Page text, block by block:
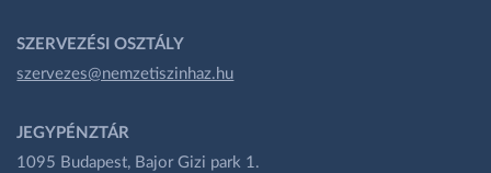
SZERVEZÉSI OSZTÁLY
szervezes@nemzetiszinhaz.hu
JEGYPÉNZTÁR
1095 Budapest, Bajor Gizi park 1.